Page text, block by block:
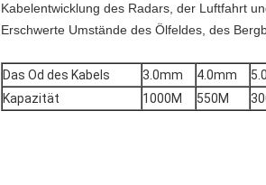
Kabelentwicklung des Radars, der Luftfahrt
Erschwerte Umstände des Ölfeldes, des
Das Od des Kabels 3.0mm 4.0mm
Kapazität
1000M 550M